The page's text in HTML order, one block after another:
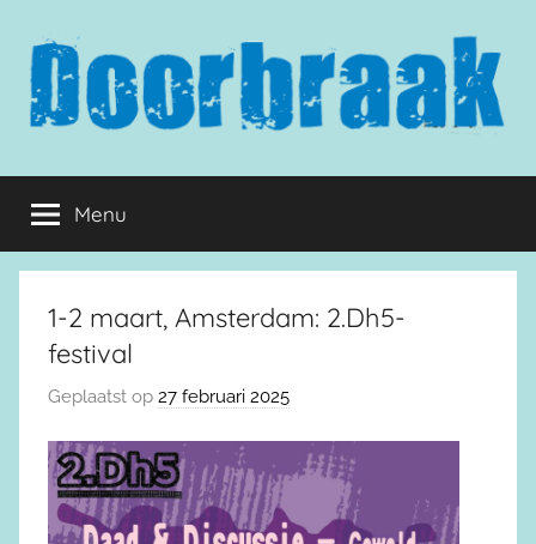
inhoud
springen
Doorbraak.eu
Menu
1-2 maart, Amsterdam: 2.Dh5-
festival
Geplaatst op 27 februari 2025